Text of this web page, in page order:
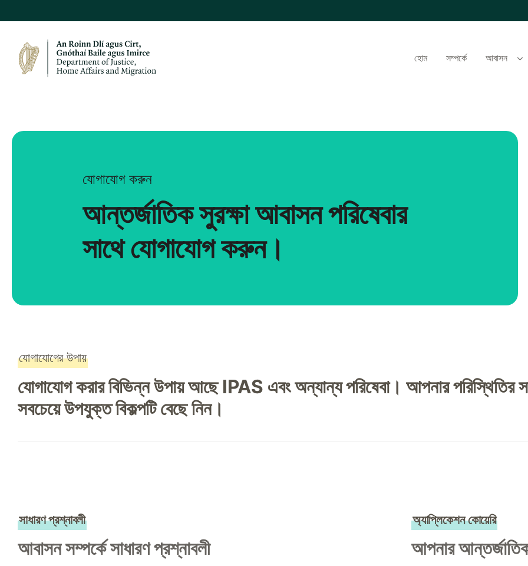
হোম সম্পর্কে আবাসন
যোগাযোগ করুন
আন্তর্জাতিক সুরক্ষা আবাসন পরিষেবার
সাথে যোগাযোগ করুন।
যোগাযোগের উপায়
যোগাযোগ করার বিভিন্ন উপায় আছে IPAS এবং অন্যান্য পরিষেবা। আপনার পরিস্থিতির
সবচেয়ে উপযুক্ত বিকল্পটি বেছে নিন।
সাধারণ প্রশ্নাবলী
আবাসন সম্পর্কে সাধারণ প্রশ্নাবলী
অ্যাপ্লিকেশন কোয়েরি
আপনার